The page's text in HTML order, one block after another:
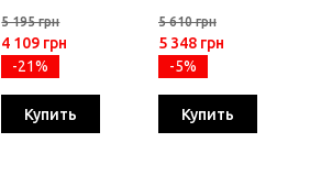
5 195 грн
4 109 грн
-21%
Купить
5 610 грн
5 348 грн
-5%
Купить